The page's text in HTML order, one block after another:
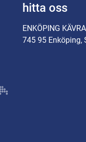
hitta oss
ENKÖPING
745 95 Enköping,